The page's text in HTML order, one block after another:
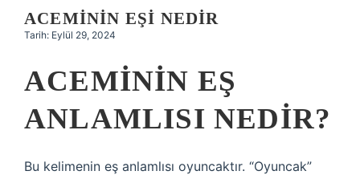
Hakkımızda
ACEMININ EŞI NEDIR
Tarih: Eylül 29, 2024
ACEMININ EŞ
ANLAMLISI NEDIR?
Bu kelimenin eş anlamlısı oyuncaktır. “Oyuncak”